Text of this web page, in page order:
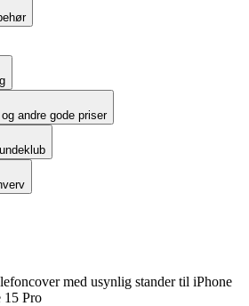
andre gode priser
med usynlig stander til iPhone
15 Pro